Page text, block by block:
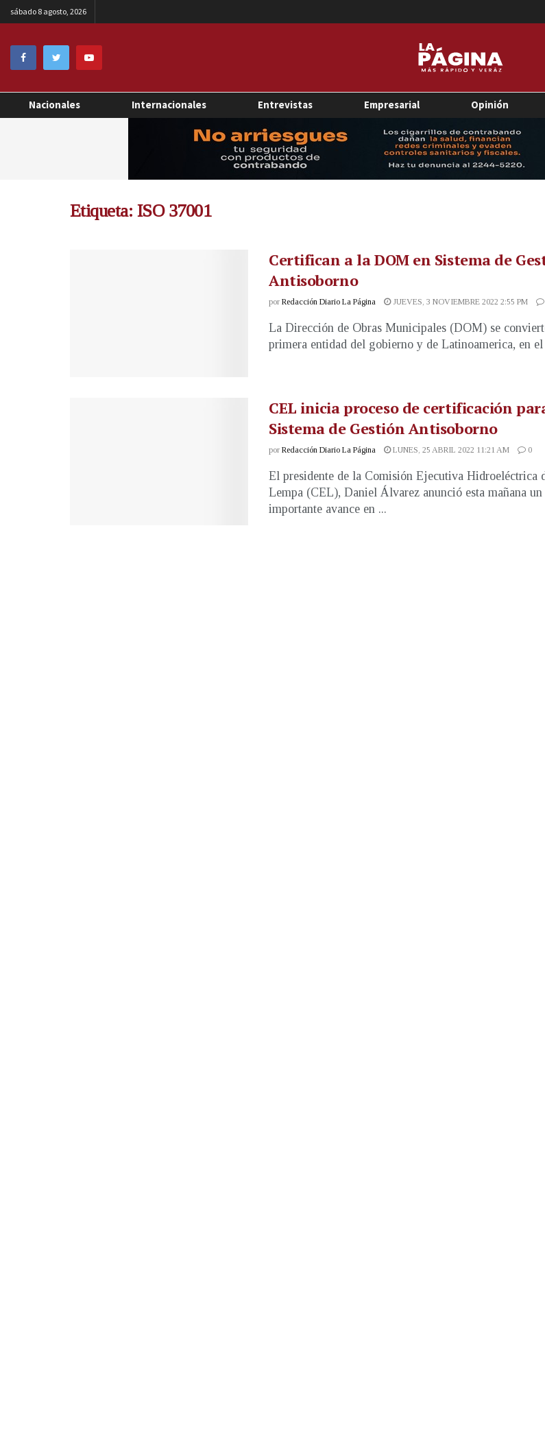
sábado 8 agosto, 2026
Nacionales Internacionales Entrevistas Empresarial Opinión
Etiqueta: ISO 37001
Certifican a la DOM en Sistema de
Antisoborno
por Redacción Diario La Página JUEVES, 3 NOVIEMBRE 2022 2:55 PM
La Dirección de Obras Municipales (DOM) se
primera entidad del gobierno y de Latinoamerica, en el
CEL inicia proceso de certificación
Sistema de Gestión Antisoborno
por Redacción Diario La Página LUNES, 25 ABRIL 2022 11:21 AM 0
El presidente de la Comisión Ejecutiva Hidroeléctrica
Lempa (CEL), Daniel Álvarez anunció esta mañana un
importante avance en ...